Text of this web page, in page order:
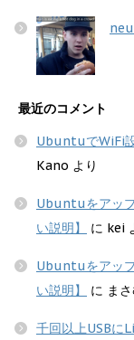
最近のコメント
UbuntuでWiFi
Kano より
Ubuntuをアッ
い説明】
に kei
Ubuntuをアッ
い説明】
に ま
千回以上USBに